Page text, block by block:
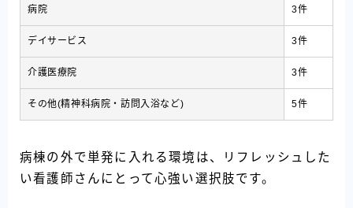
病院 3件
デイサービス 3件
介護医療院 3件
その他(精神科病院・訪問入浴など) 5件
病棟の外で単発に入れる環境は、リフレッシュした
い看護師さんにとって心強い選択肢です。